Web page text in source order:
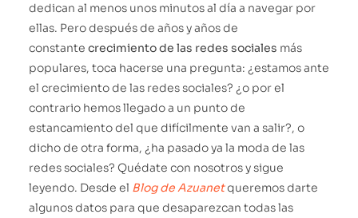
dedican al menos unos minutos al día a navegar por
ellas. Pero después de años y años de
constante crecimiento de las redes sociales más
populares, toca hacerse una pregunta: ¿estamos ante
el crecimiento de las redes sociales? ¿o por el
contrario hemos llegado a un punto de
estancamiento del que difícilmente van a salir?, o
dicho de otra forma, ¿ha pasado ya la moda de las
redes sociales? Quédate con nosotros y sigue
leyendo. Desde el Blog de Azuanetqueremos darte
algunos datos para que desaparezcan todas las